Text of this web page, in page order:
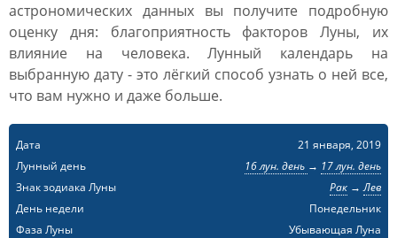
астрономических данных вы получите подробную
оценку дня: благоприятность факторов Луны, их
влияние на человека. Лунный календарь на
выбранную дату - это лёгкий способ узнать о ней все,
что вам нужно и даже больше.
Дата
21 января, 2019
Лунный день
16 лун. день → 17 лун. день
Знак зодиака Луны
Рак→Лев
День недели
Понедельник
Фаза Луны
Убывающая Луна